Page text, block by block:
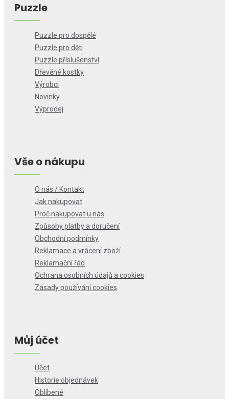
Puzzle
Puzzle pro dospělé
Puzzle pro děti
Puzzle příslušenství
Dřevěné kostky
Výrobci
Novinky
Výprodej
Vše o nákupu
O nás / Kontakt
Jak nakupovat
Proč nakupovat u nás
Způsoby platby a doručení
Obchodní podmínky
Reklamace a vrácení zboží
Reklamační řád
Ochrana osobních údajů a cookies
Zásady používání cookies
Můj účet
Účet
Historie objednávek
Oblíbené